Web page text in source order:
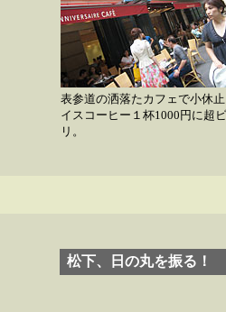
表参道の洒落たカフェで小休
イスコーヒー１杯1000円に超
リ。
松下、日の丸を振る！